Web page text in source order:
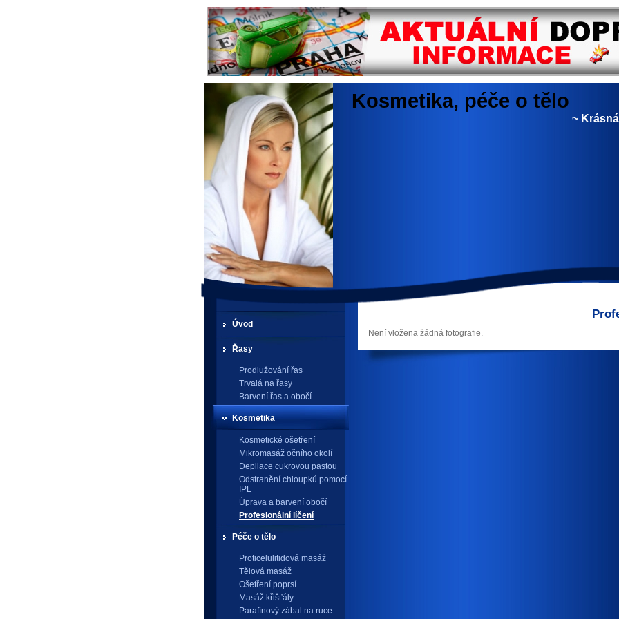
Kosmetika, péče o tělo
~
Není vložena žádná fotografie.
Úvod
Řasy
Prodlužování řas
Trvalá na řasy
Barvení řas a obočí
Kosmetika
Kosmetické ošetření
Mikromasáž očního okolí
Depilace cukrovou pastou
Odstranění chloupků pomocí
IPL
Úprava a barvení obočí
Profesionální líčení
Péče o tělo
Proticelulitidová masáž
Tělová masáž
Ošetření poprsí
Masáž křišťály
Parafínový zábal na ruce